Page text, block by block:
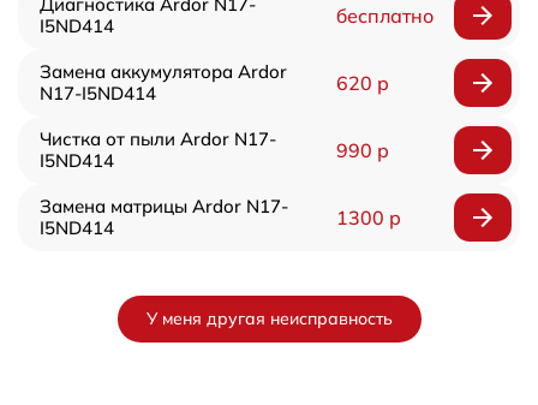
I5ND414
бесплатно
Замена аккумулятора Ardor
N17-I5ND414
620 р
Чистка от пыли Ardor N17-
I5ND414
990 р
Замена матрицы Ardor N17-
I5ND414
1300 р
У меня другая неисправность